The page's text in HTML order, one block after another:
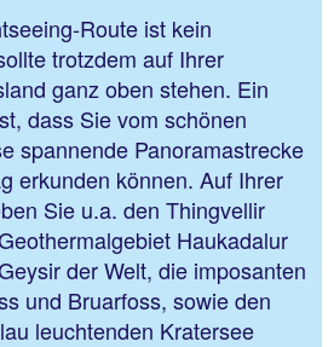
Route ist kein
trotzdem auf Ihrer
ganz oben stehen. Ein
dass Sie vom schönen
spannende Panoramastrecke
erkunden können. Auf Ihrer
Sie u.a. den Thingvellir
Haukadalur
der Welt, die imposanten
und Bruarfoss, sowie den
leuchtenden Kratersee